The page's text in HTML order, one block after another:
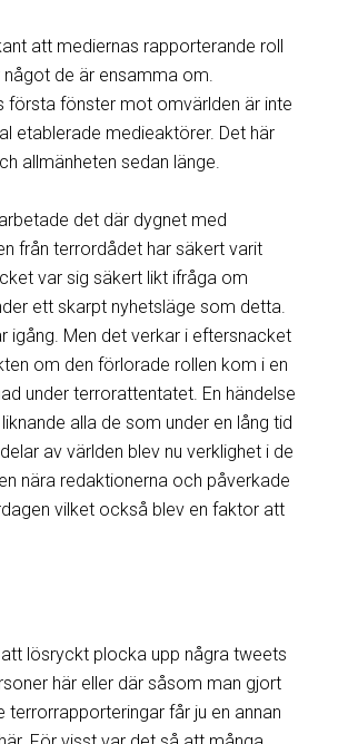
att mediernas rapporterande roll
något de är ensamma om.
första fönster mot omvärlden är inte
etablerade medieaktörer. Det här
allmänheten sedan länge.
det där dygnet med
från terrordådet har säkert varit
var sig säkert likt ifråga om
ett skarpt nyhetsläge som detta.
igång. Men det verkar i eftersnacket
om den förlorade rollen kom i en
under terrorattentatet. En händelse
alla de som under en lång tid
av världen blev nu verklighet i de
nära redaktionerna och påverkade
vilket också blev en faktor att
lösryckt plocka upp några tweets
här eller där såsom man gjort
terrorrapporteringar får ju en annan